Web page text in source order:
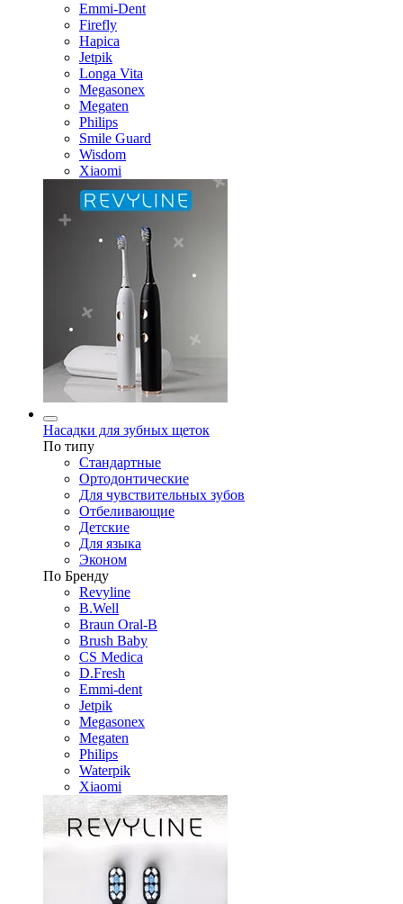
Emmi-Dent
Firefly
Hapica
Jetpik
Longa Vita
Megasonex
Megaten
Philips
Smile Guard
Wisdom
Xiaomi
Насадки для зубных щеток
По типу
Стандартные
Ортодонтические
Для чувствительных зубов
Отбеливающие
Детские
Для языка
Эконом
По Бренду
Revyline
B.Well
Braun Oral-B
Brush Baby
CS Medica
D.Fresh
Emmi-dent
Jetpik
Megasonex
Megaten
Philips
Waterpik
Xiaomi